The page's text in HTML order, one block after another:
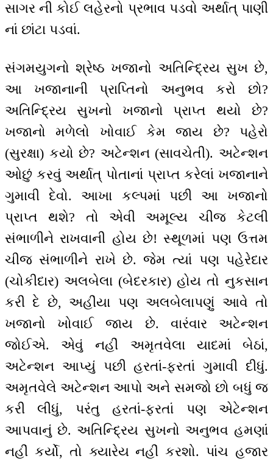
સાગર ની કોઈ લહેરનો પ્રભાવ પડવો અર્થાત્ પાણી
નાં છાંટા પડવાં.
સંગમયુગનો શ્રેષ્ઠ ખજાનો અતિન્દ્રિય સુખ છે,
આ ખજાનાની પ્રાપ્તિનો અનુભવ કરો છો?
અતિન્દ્રિય સુખનો ખજાનો પ્રાપ્ત થયો છે?
ખજાનો મળેલો ખોવાઈ કેમ જાય છે? પહેરો
(સુરક્ષા) કયો છે? અટેન્શન (સાવચેતી). અટેન્શન
ઓછું કરવું અર્થાત્ પોતાનાં પ્રાપ્ત કરેલાં ખજાનાને
ગુમાવી દેવો. આખા કલ્પમાં પછી આ ખજાનો
પ્રાપ્ત થશે? તો એવી અમૂલ્ય ચીજ કેટલી
સંભાળીને રાખવાની હોય છે! સ્થૂળમાં પણ ઉત્તમ
ચીજ સંભાળીને રાખે છે. જેમ ત્યાં પણ પહેરેદાર
(ચોકીદાર) અલબેલા (બેદરકાર) હોય તો નુકસાન
કરી દે છે, અહીંયા પણ અલબેલાપણું આવે તો
ખજાનો ખોવાઈ જાય છે. વારંવાર અટેન્શન
જોઈએ. એવું નહીં અમૃતવેલા યાદમાં બેઠાં,
અટેન્શન આપ્યું પછી હરતાં-ફરતાં ગુમાવી દીધું.
અમૃતવેલે અટેન્શન આપો અને સમજો છો બધું જ
કરી લીધું, પરંતુ હરતાં-ફરતાં પણ એટેન્શન
આપવાનું છે. અતિન્દ્રિય સુખનો અનુભવ હમણાં
નહીં કર્યો, તો ક્યારેય નહીં કરશો. પાંચ હજાર